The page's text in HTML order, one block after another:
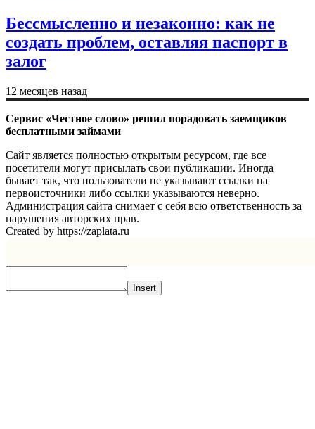
Бессмысленно и незаконно: как не
создать проблем, оставляя паспорт в
залог
12 месяцев назад
Сервис «Честное слово» решил порадовать заемщиков
бесплатными займами
Сайт является полностью открытым ресурсом, где все
посетители могут присылать свои публикации. Иногда
бывает так, что пользователи не указывают ссылки на
первоисточники либо ссылки указываются неверно.
Администрация сайта снимает с себя всю ответственность за
нарушения авторских прав.
Created by https://zaplata.ru
Insert